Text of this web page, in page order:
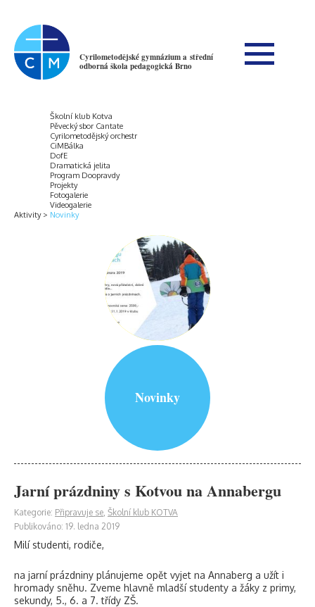
Cyrilometodějské gymnázium a střední
odborná škola pedagogická Brno
Aktivity
Školní klub Kotva
Pěvecký sbor Cantate
Cyrilometodějský orchestr
CiMBálka
DofE
Dramatická jelita
Program Doopravdy
Projekty
Fotogalerie
Videogalerie
Novinky
Novinky
Jarní prázdniny s Kotvou na Annabergu
Kategorie: Připravuje se, Školní klub KOTVA
Publikováno: 19. ledna 2019
Milí studenti, rodiče,
na jarní prázdniny plánujeme opět vyjet na Annaberg a užít i
hromady sněhu. Zveme hlavně mladší studenty a žáky z primy,
sekundy, 5., 6. a 7. třídy ZŠ.